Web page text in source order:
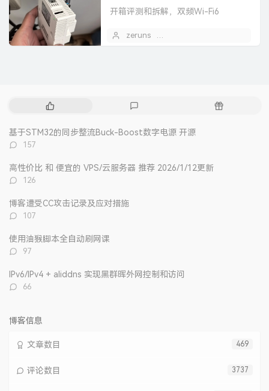
开箱评测和拆解，双频Wi-Fi6
zeruns
热
文
评
随
基于STM32的同步整流Buck-Boost数字电源 开源
评
数：
157
高性价比 和 便宜的 VPS/云服务器 推荐 2026/1/12更新
评
数：
126
博客遭受CC攻击记录及应对措施
评
数：
107
使用油猴脚本全自动刷网课
评
数：
97
IPv6/IPv4 + aliddns 实现黑群晖外网控制和访问
评
66
博客信息
469
文章数目
3737
评论数目